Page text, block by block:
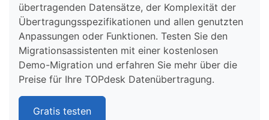
übertragenden Datensätze, der Komplexität der
Übertragungsspezifikationen und allen genutzten
Anpassungen oder Funktionen. Testen Sie den
Migrationsassistenten mit einer kostenlosen
Demo-Migration und erfahren Sie mehr über die
Preise für Ihre TOPdesk Datenübertragung.
Gratis testen